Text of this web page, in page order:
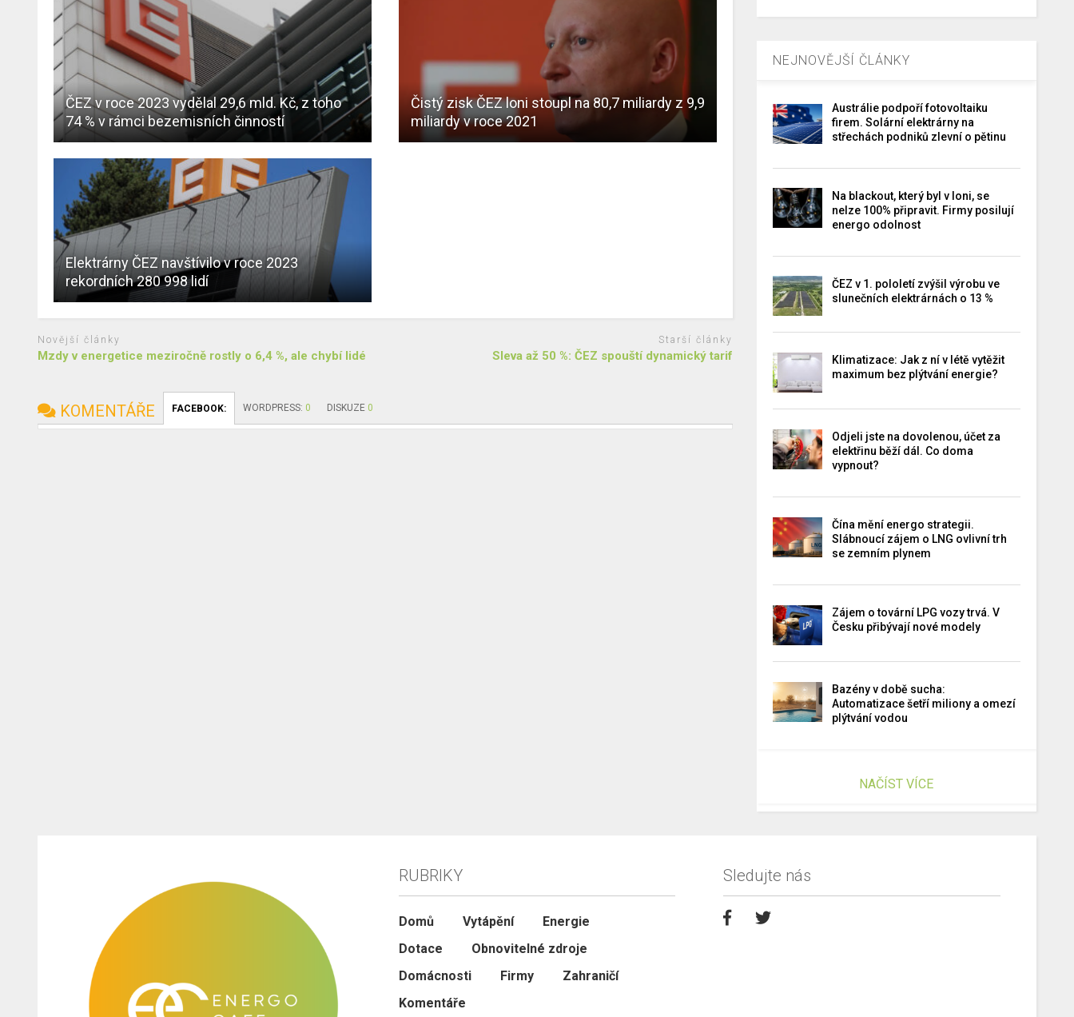
ČEZ v roce 2023 vydělal 29,6 mld. Kč, z toho
74 % v rámci bezemisních činností
Čistý zisk ČEZ loni stoupl na 80,7 miliardy z 9,9
miliardy v roce 2021
Elektrárny ČEZ navštívilo v roce 2023
rekordních 280 998 lidí
Novější články
Mzdy v energetice meziročně rostly o 6,4 %, ale chybí lidé
Starší články
Sleva až 50 %: ČEZ spouští dynamický tarif
KOMENTÁŘE FACEBOOK: WORDPRESS: 0 DISKUZE 0
NEJNOVĚJŠÍ ČLÁNKY
Austrálie podpoří fotovoltaiku
firem. Solární elektrárny na
střechách podniků zlevní o pětinu
Na blackout, který byl v loni, se
nelze 100% připravit. Firmy posilují
energo odolnost
ČEZ v 1. pololetí zvýšil výrobu ve
slunečních elektrárnách o 13 %
Klimatizace: Jak z ní v létě vytěžit
maximum bez plýtvání energie?
Odjeli jste na dovolenou, účet za
elektřinu běží dál. Co doma
vypnout?
Čína mění energo strategii.
Slábnoucí zájem o LNG ovlivní trh
se zemním plynem
Zájem o tovární LPG vozy trvá. V
Česku přibývají nové modely
Bazény v době sucha:
Automatizace šetří miliony a omezí
plýtvání vodou
NAČÍST VÍCE
RUBRIKY
Domů Vytápění
Energie
Dotace
Obnovitelné zdroje
Domácnosti
Firmy
Zahraničí
Komentáře
Sledujte nás